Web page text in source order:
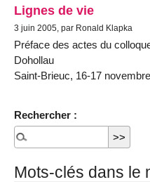
Lignes de vie
3 juin 2005, par Ronald Klapka
Préface des actes du
Dohollau
Saint-Brieuc, 16-17
Rechercher :
Mots-clés dans le